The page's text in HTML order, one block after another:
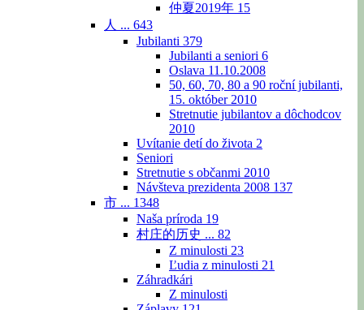
仲夏2019年 15
人 ... 643
Jubilanti 379
Jubilanti a seniori 6
Oslava 11.10.2008
50, 60, 70, 80 a 90 roční jubilanti,
15. október 2010
Stretnutie jubilantov a dôchodcov
2010
Uvítanie detí do života 2
Seniori
Stretnutie s občanmi 2010
Návšteva prezidenta 2008 137
市 ... 1348
Naša príroda 19
村庄的历史 ... 82
Z minulosti 23
Ľudia z minulosti 21
Záhradkári
Z minulosti